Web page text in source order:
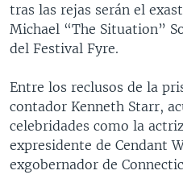
EL MUNDO AL DÍA [RADIO]
FORO [RADIO]
NOTA ECONÓMICA
ENTRETENIMIENTO
SÍGANOS
Idiomas
tras las rejas serán el
Michael “The Situation”
del Festival Fyre.
Entre los reclusos de la
contador Kenneth Starr,
celebridades como la
expresidente de Cendant
exgobernador de